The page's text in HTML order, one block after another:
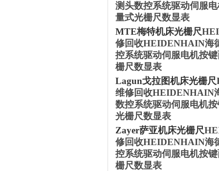
测头数控系统驱动伺服
量式光栅尺数显表
MTE梅特机床光栅尺
修回收HEIDENHAIN海
控系统驱动伺服电机按
栅尺数显表
‌Lagun‌戈拉图机床光栅尺
维修回收HEIDENHAIN
数控系统驱动伺服电机
光栅尺数显表
Zayer‌萨亚机床光栅尺
修回收HEIDENHAIN海
控系统驱动伺服电机按
栅尺数显表